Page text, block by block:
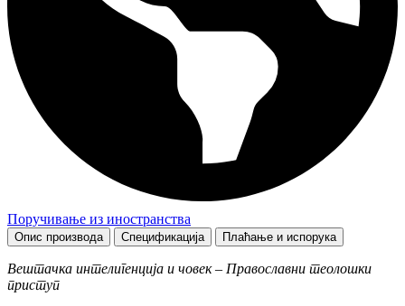
Поручивање из иностранства
Опис производа Спецификација Плаћање и испорука
Вештачка интелигенција и човек – Православни теолошки
приступ